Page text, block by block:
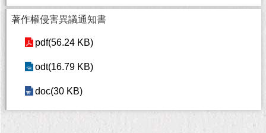
著作權侵害異議通知書
pdf(56.24 KB)
odt(16.79 KB)
doc(30 KB)